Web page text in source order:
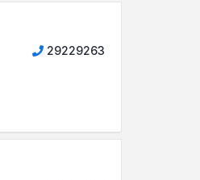
29229263